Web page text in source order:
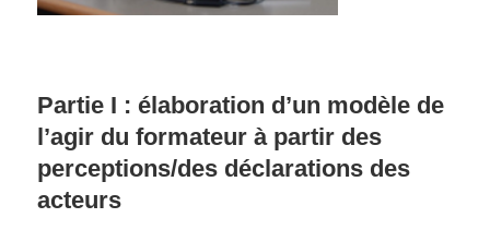
Partie I : élaboration d’un modèle de
l’agir du formateur à partir des
perceptions/des déclarations des
acteurs